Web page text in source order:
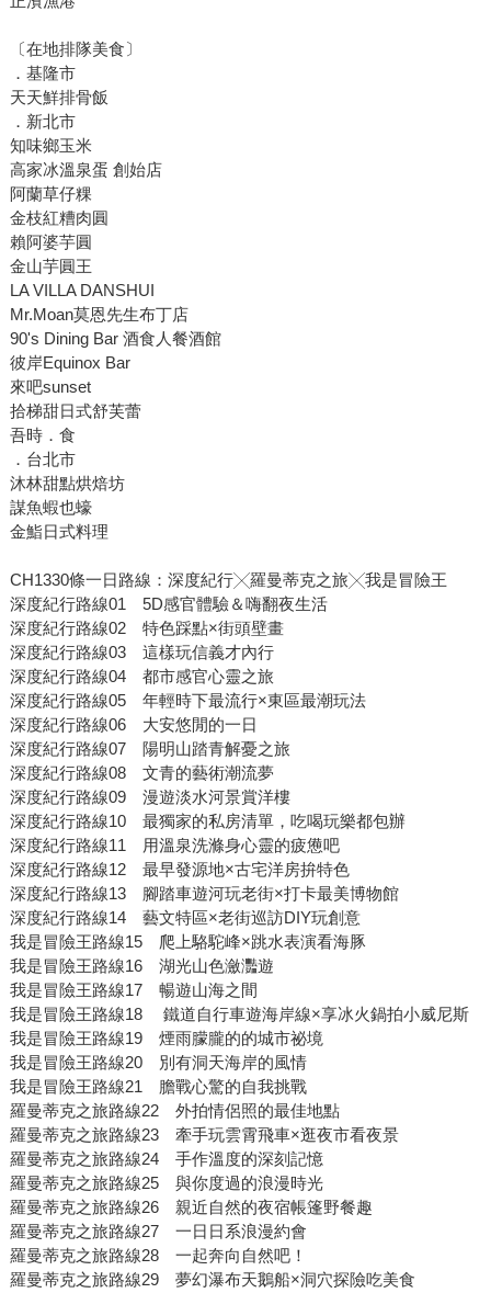
〔在地排隊美食〕
．基隆市
天天鮮排骨飯
．新北市
知味鄉玉米
高家冰溫泉蛋 創始店
阿蘭草仔粿
金枝紅糟肉圓
賴阿婆芋圓
金山芋圓王
LA VILLA DANSHUI
Mr.Moan莫恩先生布丁店
90's Dining Bar 酒食人餐酒館
彼岸Equinox Bar
來吧sunset
拾梯甜日式舒芙蕾
吾時．食
．台北市
沐林甜點烘焙坊
謀魚蝦也蠔
金鮨日式料理
CH1330條一日路線：深度紀行╳羅曼蒂克之旅╳我是冒險王
深度紀行路線01 5D感官體驗＆嗨翻夜生活
深度紀行路線02 特色踩點×街頭壁畫
深度紀行路線03 這樣玩信義才內行
深度紀行路線04 都市感官心靈之旅
深度紀行路線05 年輕時下最流行×東區最潮玩法
深度紀行路線06 大安悠閒的一日
深度紀行路線07 陽明山踏青解憂之旅
深度紀行路線08 文青的藝術潮流夢
深度紀行路線09 漫遊淡水河景賞洋樓
深度紀行路線10 最獨家的私房清單，吃喝玩樂都包辦
深度紀行路線11 用溫泉洗滌身心靈的疲憊吧
深度紀行路線12 最早發源地×古宅洋房拚特色
深度紀行路線13 腳踏車遊河玩老街×打卡最美博物館
深度紀行路線14 藝文特區×老街巡訪DIY玩創意
我是冒險王路線15 爬上駱駝峰×跳水表演看海豚
我是冒險王路線16 湖光山色瀲灩遊
我是冒險王路線17 暢遊山海之間
我是冒險王路線18 鐵道自行車遊海岸線×享冰火鍋拍小威尼斯
我是冒險王路線19 煙雨朦朧的的城市祕境
我是冒險王路線20 別有洞天海岸的風情
我是冒險王路線21 膽戰心驚的自我挑戰
羅曼蒂克之旅路線22 外拍情侶照的最佳地點
羅曼蒂克之旅路線23 牽手玩雲霄飛車×逛夜市看夜景
羅曼蒂克之旅路線24 手作溫度的深刻記憶
羅曼蒂克之旅路線25 與你度過的浪漫時光
羅曼蒂克之旅路線26 親近自然的夜宿帳篷野餐趣
羅曼蒂克之旅路線27 一日日系浪漫約會
羅曼蒂克之旅路線28 一起奔向自然吧！
羅曼蒂克之旅路線29 夢幻瀑布天鵝船×洞穴探險吃美食